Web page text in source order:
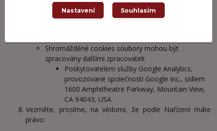
návštěvnosti a chování návštěvníků na webu, jsou
posuzovány v podobě hromadného celku a v
Shromážděné cookies soubory mohou být
zpracovány dalšími zpracovateli:
Poskytovatelem služby Google Analytics,
provozované společností Google Inc., sídlem
1600 Amphitheatre Parkway, Mountain View,
CA 94043, USA
Vezměte, prosíme, na vědomí, že podle Nařízení máte
právo:
Nastavení Souhlasím